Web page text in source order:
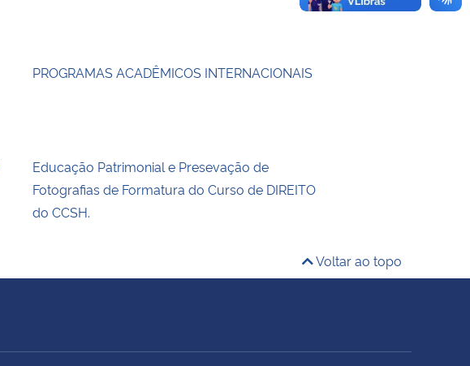
PROGRAMAS ACADÊMICOS INTERNACIONAIS
Educação Patrimonial e Presevação de
Fotografias de Formatura do Curso de DIREITO
do CCSH.
Voltar ao topo